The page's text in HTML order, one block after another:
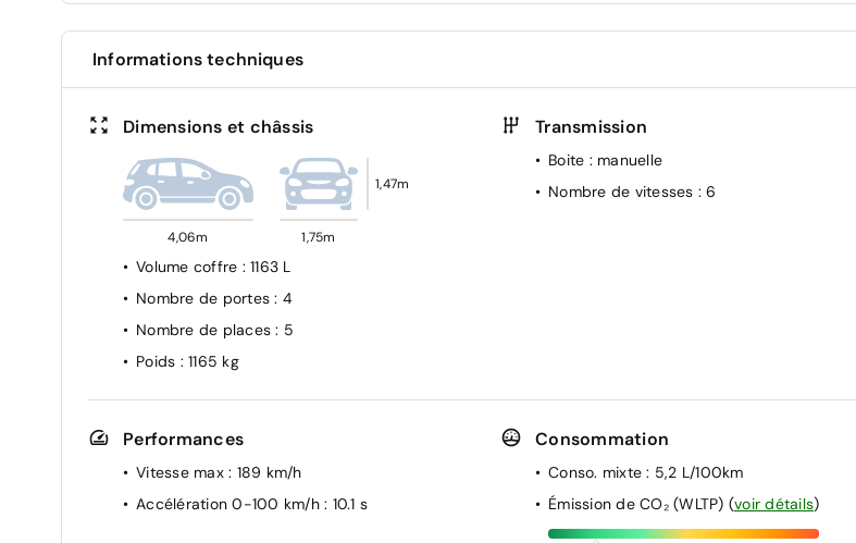
Informations techniques
Dimensions et châssis
4,06m 1,75m
1,47m
Volume coffre : 1163 L
Nombre de portes: 4
Nombre de places: 5
Poids : 1165 kg
Transmission
Boite : manuelle
Nombre de vitesses : 6
Performances
Vitesse max : 189 km/h
Accélération 0-100 km/h : 10.1 s
Consommation
Conso. mixte: 5,2 L/100km
Émission de CO₂ (WLTP) (voir détails)